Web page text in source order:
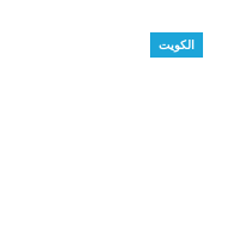
الكويت